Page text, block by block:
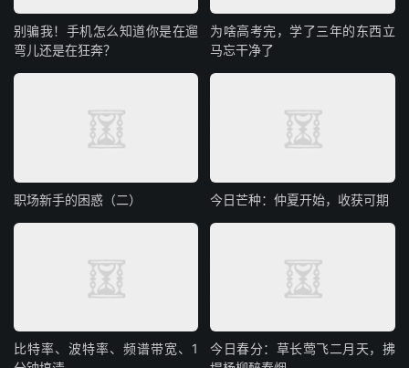
别骗我！手机怎么知道你是在遛
弯儿还是在狂奔？
为啥高考完，学了三年的东西立
马忘干净了
职场新手的困惑（二） 今日芒种：仲夏开始，收获可期
比特率、波特率、频谱带宽、1
今日春分：草长莺飞二月天，拂